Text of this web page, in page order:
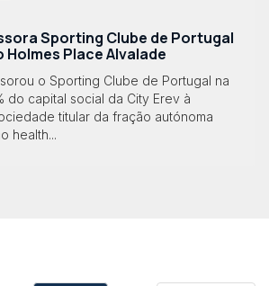
Sporting Clube de Portugal
Holmes Place Alvalade
o Sporting Clube de Portugal na
do capital social da City Erev à
titular da fração autónoma
health...